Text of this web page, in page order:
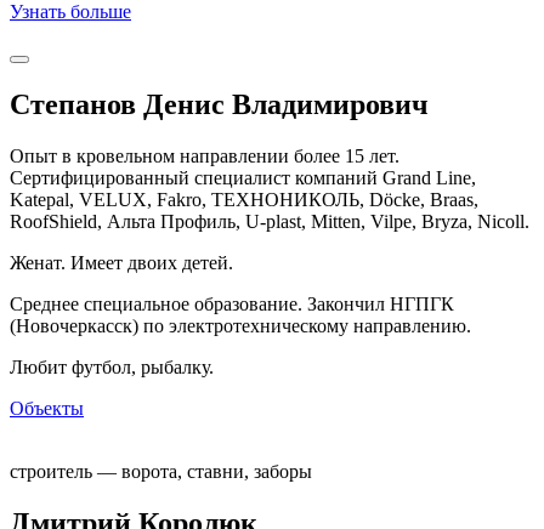
Узнать больше
Степанов Денис Владимирович
Опыт в кровельном направлении более 15 лет.
Сертифицированный специалист компаний Grand Line,
Katepal, VELUX, Fakro, ТЕХНОНИКОЛЬ, Döcke, Braas,
RoofShield, Альта Профиль, U-plast, Mitten, Vilpe, Bryza, Nicoll.
Женат. Имеет двоих детей.
Среднее специальное образование. Закончил НГПГК
(Новочеркасск) по электротехническому направлению.
Любит футбол, рыбалку.
Объекты
строитель — ворота, ставни, заборы